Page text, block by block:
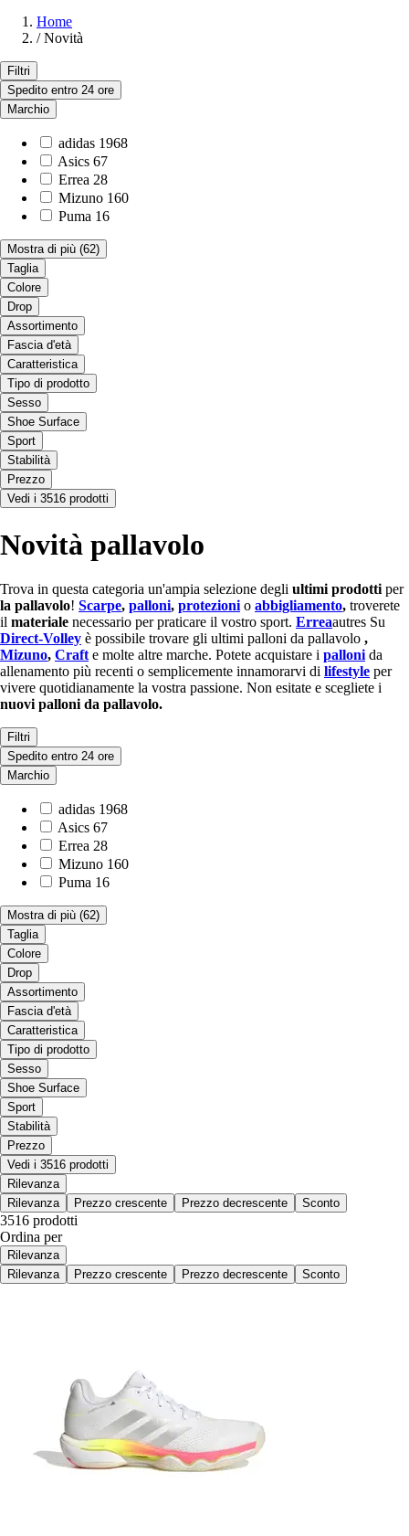
Home
/ Novità
Filtri
Spedito entro 24 ore
Marchio
adidas 1968
Asics 67
Errea 28
Mizuno 160
Puma 16
Mostra di più (62)
Taglia
Colore
Drop
Assortimento
Fascia d'età
Caratteristica
Tipo di prodotto
Sesso
Shoe Surface
Sport
Stabilità
Prezzo
Vedi i 3516 prodotti
Novità pallavolo
Trova in questa categoria un'ampia selezione degli ultimi prodotti per
la pallavolo! Scarpe, palloni, protezioni o abbigliamento, troverete
il materiale necessario per praticare il vostro sport. Erreaautres Su
Direct-Volley è possibile trovare gli ultimi palloni da pallavolo ,
Mizuno, Craft e molte altre marche. Potete acquistare i palloni da
allenamento più recenti o semplicemente innamorarvi di lifestyle per
vivere quotidianamente la vostra passione. Non esitate e scegliete i
nuovi palloni da pallavolo.
Filtri
Spedito entro 24 ore
Marchio
adidas 1968
Asics 67
Errea 28
Mizuno 160
Puma 16
Mostra di più (62)
Taglia
Colore
Drop
Assortimento
Fascia d'età
Caratteristica
Tipo di prodotto
Sesso
Shoe Surface
Sport
Stabilità
Prezzo
Vedi i 3516 prodotti
Rilevanza
Rilevanza
Prezzo crescente Prezzo decrescente Sconto
3516 prodotti
Ordina per
Rilevanza
Rilevanza
Prezzo crescente Prezzo decrescente Sconto